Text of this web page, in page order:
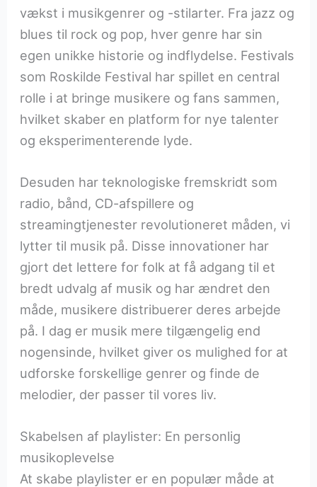
vækst i musikgenrer og -stilarter. Fra jazz og
blues til rock og pop, hver genre har sin
egen unikke historie og indflydelse. Festivals
som Roskilde Festival har spillet en central
rolle i at bringe musikere og fans sammen,
hvilket skaber en platform for nye talenter
og eksperimenterende lyde.
Desuden har teknologiske fremskridt som
radio, bånd, CD-afspillere og
streamingtjenester revolutioneret måden, vi
lytter til musik på. Disse innovationer har
gjort det lettere for folk at få adgang til et
bredt udvalg af musik og har ændret den
måde, musikere distribuerer deres arbejde
på. I dag er musik mere tilgængelig end
nogensinde, hvilket giver os mulighed for at
udforske forskellige genrer og finde de
melodier, der passer til vores liv.
Skabelsen af playlister: En personlig
musikoplevelse
At skabe playlister er en populær måde at